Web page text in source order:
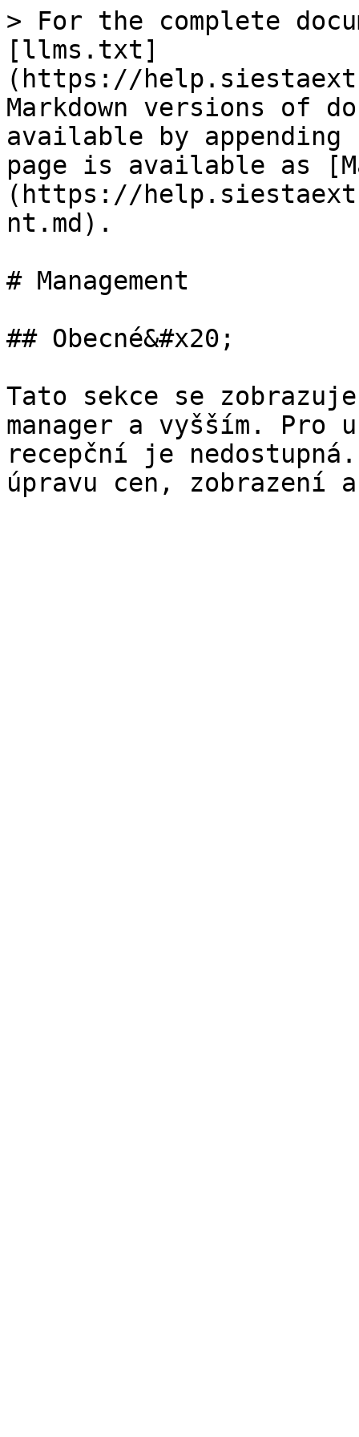
> For the complete
[llms.txt]
(https://
Markdown versions of
available by
page is available as
(https://
nt.md).
# Management
## Obecné&#x20;
Tato sekce se
manager a vyšším. Pro
recepční je